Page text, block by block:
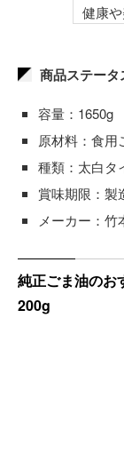
健康
商品ステータ
容量：1650g
原材料：食用
種類：太白タ
賞味期限：製
メーカー：竹
純正ごま油のお
200g